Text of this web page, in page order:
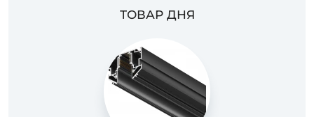
ТОВАР ДНЯ